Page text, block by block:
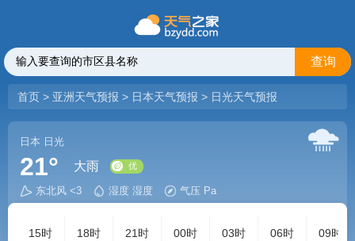
查询
首页 > 亚洲天气预报 > 日本天气预报 > 日光天气预报
日本 日光
21° 大雨
东北风 <3 湿度 湿度 气压 Pa
15时 18时 21时 00时 03时 06时 09时